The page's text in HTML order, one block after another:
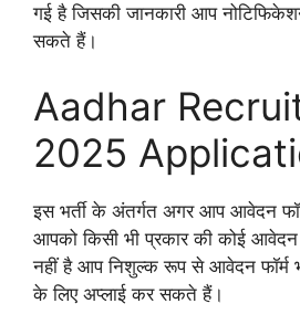
गई है जिसकी जानकारी आप
सकते हैं।
Aadhar
2025
इस भर्ती के अंतर्गत अगर आप आवेदन
आपको किसी भी प्रकार की कोई
नहीं है आप निशुल्क रूप से आवेदन फॉर्म
के लिए अप्लाई कर सकते हैं।